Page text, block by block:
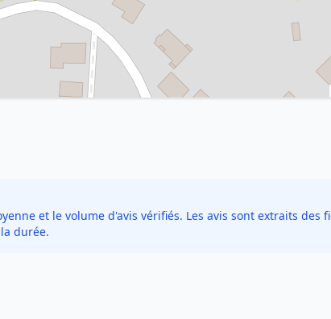
et le volume d'avis vérifiés. Les avis sont extraits des
durée.